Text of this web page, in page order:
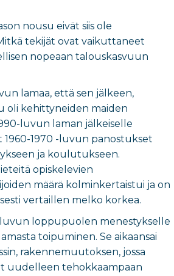
nousu eivät siis ole
tekijät ovat vaikuttaneet
nopeaan talouskasvuun
lamaa, että sen jälkeen,
oli kehittyneiden maiden
luvun laman jälkeiselle
1960-1970 -luvun panostukset
ja koulutukseen.
opiskelevien
määrä kolminkertaistui ja on
vertaillen melko korkea.
loppupuolen menestykselle
toipuminen. Se aikaansai
rakennemuutoksen, jossa
uudelleen tehokkaampaan